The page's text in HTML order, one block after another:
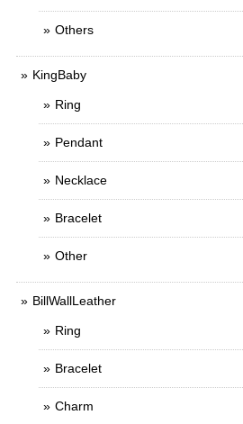
Others
KingBaby
Ring
Pendant
Necklace
Bracelet
Other
BillWallLeather
Ring
Bracelet
Charm